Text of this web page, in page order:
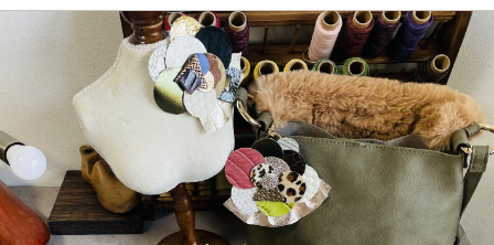
以上でのご参加の場合、アトリエより徒歩5分にございますワークショップカフ
ェでの開催も可能ですので、お気軽にご相談ください。 •ワークショップがで
きるカフェでも不定期開催をしております。 ●開催リクエストについて ご予定が
合わない方は、10時-22時の時間内で、ワークショップの開催リクエストも１名
様から受け付けています。 お気軽にお問い合わせください。